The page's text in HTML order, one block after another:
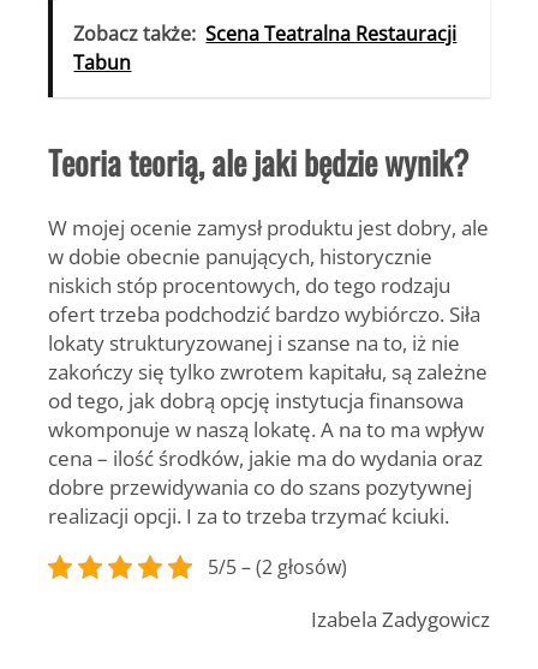
Zobacz także: Scena Teatralna Restauracji
Tabun
Teoria teorią, ale jaki będzie wynik?
W mojej ocenie zamysł produktu jest dobry, ale
w dobie obecnie panujących, historycznie
niskich stóp procentowych, do tego rodzaju
ofert trzeba podchodzić bardzo wybiórczo. Siła
lokaty strukturyzowanej i szanse na to, iż nie
zakończy się tylko zwrotem kapitału, są zależne
od tego, jak dobrą opcję instytucja finansowa
wkomponuje w naszą lokatę. A na to ma wpływ
cena – ilość środków, jakie ma do wydania oraz
dobre przewidywania co do szans pozytywnej
realizacji opcji. I za to trzeba trzymać kciuki.
5/5 – (2 głosów)
Izabela Zadygowicz